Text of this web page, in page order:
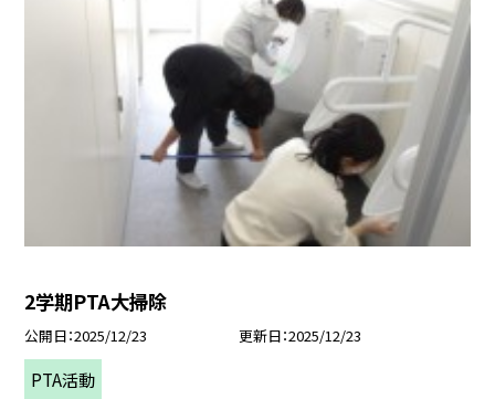
2学期PTA大掃除
公開日 2025/12/23 更新日 2025/12/23
PTA活動